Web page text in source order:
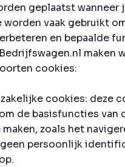
geplaatst wanneer
worden vaak gebruikt
en bepaalde
maken
cookies:
cookies: deze
de basisfuncties van
zoals het
geen persoonlijk